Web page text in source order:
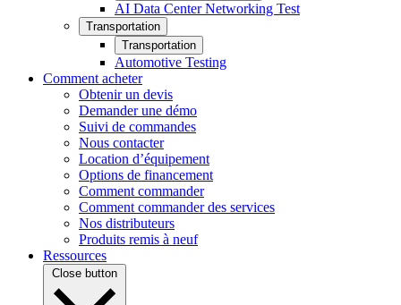
AI Data Center Networking Test
Transportation
Transportation
Automotive Testing
Comment acheter
Obtenir un devis
Demander une démo
Suivi de commandes
Nous contacter
Location d’équipement
Options de financement
Comment commander
Comment commander des services
Nos distributeurs
Produits remis à neuf
Ressources
Close button